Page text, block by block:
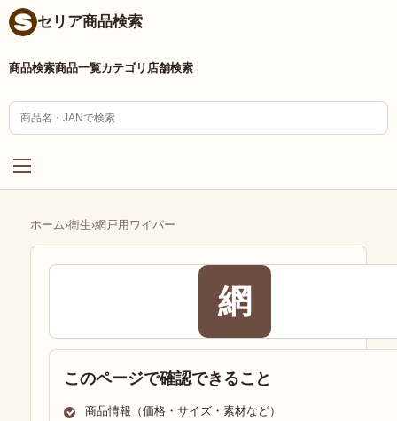
セリア商品検索
商品検索商品一覧カテゴリ 店舗検索
ホーム›衛生›網戸用ワイパー
網
このページで確認できること
商品情報（価格・サイズ・素材など）